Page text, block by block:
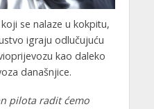
se nalaze u kokpitu,
igraju odlučujuću
kao daleko
današnjice.
pilota radit ćemo